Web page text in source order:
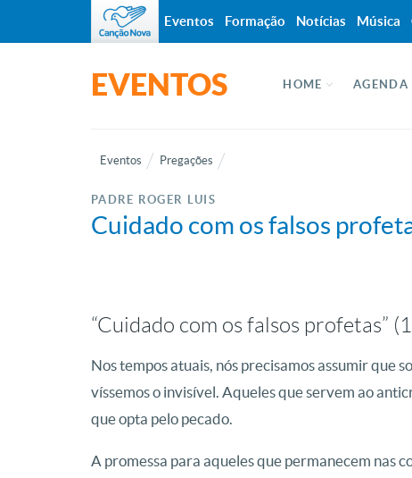
EVENTOS HOME AGENDA
Eventos Pregações
PADRE ROGER LUIS
Cuidado com os falsos
“Cuidado com os falsos profetas”
Nos tempos atuais, nós precisamos assumir que
víssemos o invisível. Aqueles que servem ao
que opta pelo pecado.
A promessa para aqueles que permanecem nas
Eventos Formação Notícias Música